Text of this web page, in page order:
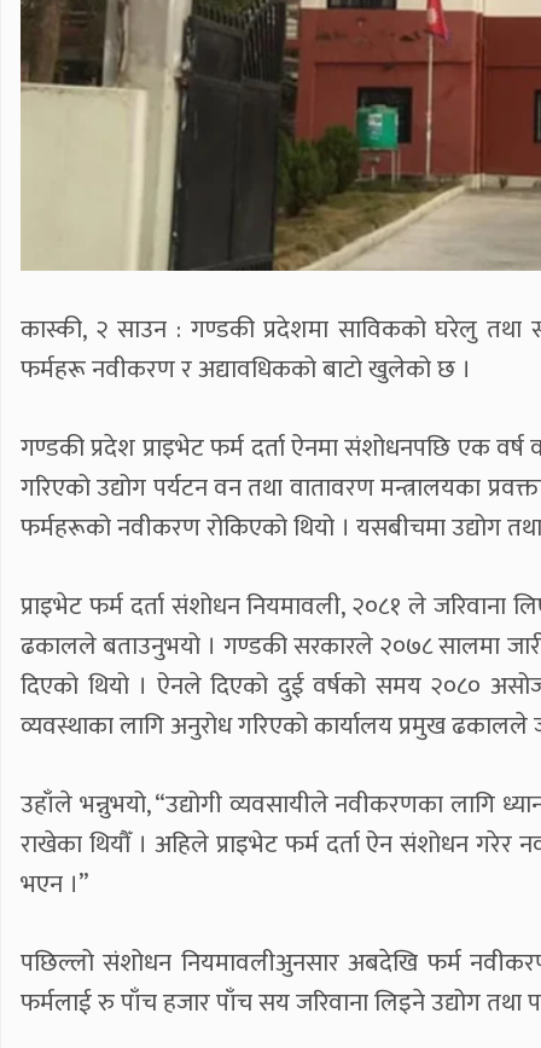
कास्की, २ साउन : गण्डकी प्रदेशमा साविकको घरेलु तथा
फर्महरू नवीकरण र अद्यावधिकको बाटो खुलेको छ ।
गण्डकी प्रदेश प्राइभेट फर्म दर्ता ऐनमा संशोधनपछि एक
गरिएको उद्योग पर्यटन वन तथा वातावरण मन्त्रालयका
फर्महरूको नवीकरण रोकिएको थियो । यसबीचमा उद्योग
प्राइभेट फर्म दर्ता संशोधन नियमावली, २०८१ ले जरिवाना
ढकालले बताउनुभयो । गण्डकी सरकारले २०७८ सालमा
दिएको थियो । ऐनले दिएको दुई वर्षको समय २०८०
व्यवस्थाका लागि अनुरोध गरिएको कार्यालय प्रमुख ढकालले
उहाँले भन्नुभयो, “उद्योगी व्यवसायीले नवीकरणका लागि
राखेका थियौँ । अहिले प्राइभेट फर्म दर्ता ऐन संशोधन
भएन ।”
पछिल्लो संशोधन नियमावलीअुनसार अबदेखि फर्म
फर्मलाई रु पाँच हजार पाँच सय जरिवाना लिइने उद्योग तथा